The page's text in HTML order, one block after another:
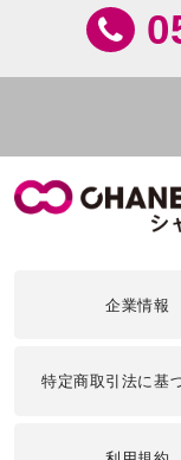
企業情報
特定商取引法に基